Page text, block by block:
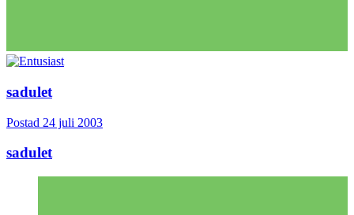
sadulet
Postad 24 juli 2003
sadulet